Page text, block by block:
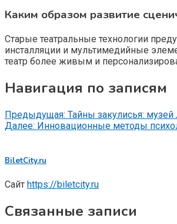
Каким образом развитие
Старые театральные технологии
инсталляции и мультимедийные
театр более живым и
Навигация по записям
Предыдущая: Тайны закулисья:
Далее: Инновационные методы
BiletCity.ru
Сайт https://biletcity.ru
Связанные записи